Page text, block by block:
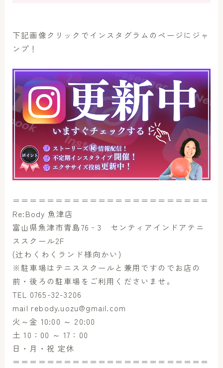
下記画像クリックでインスタグラムのページにジャ
ンプ！
＝＝＝＝＝＝＝＝＝＝＝＝＝＝＝＝＝＝＝＝＝＝＝
Re:Body 魚津店
富山県魚津市青島76‐3 センティアインドアテニ
ススクール2F
(辻わくわくランド様向かい)
※駐車場はテニススクールと兼用ですのでお店の
前・後ろの駐車場をご利用くださいませ。
TEL 0765-32-3206
mail rebody.uozu@gmail.com
火～金 10:00 ～ 20:00
土 10：00 ～ 17：00
日・月・祝 定休
＝＝＝＝＝＝＝＝＝＝＝＝＝＝＝＝＝＝＝＝＝＝＝